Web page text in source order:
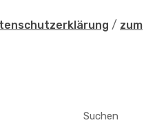
/ zum
Suchen